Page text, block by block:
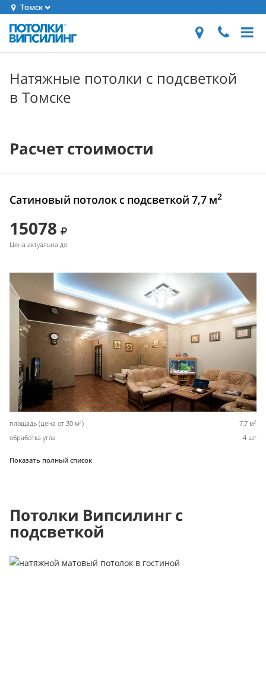
Томск
Натяжные потолки с подсветкой
в Томске
Расчет стоимости
Сатиновый потолок с подсветкой 7,7 м2
15078
Цена актуальна до
площадь (цена от 30 м2) 7,7 м2
обработка угла 4 шт
Показать полный список
Потолки Випсилинг с
подсветкой